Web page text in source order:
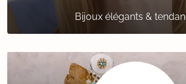
Bijoux élégants &